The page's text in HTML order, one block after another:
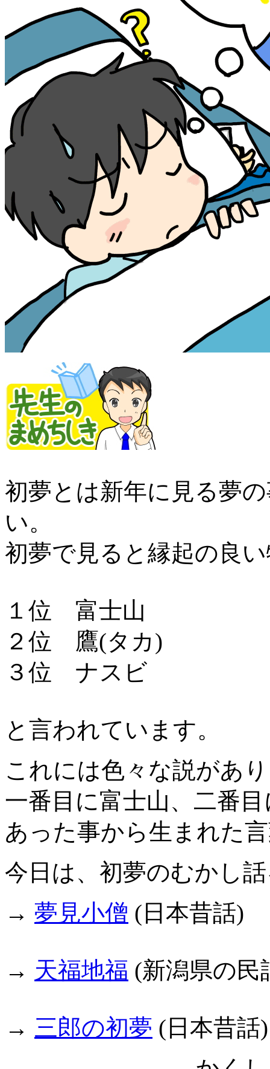
初夢とは新年に見る夢
い。
初夢で見ると縁起の良
１位 富士山
２位 鷹(タカ)
３位 ナスビ
と言われています。
これには色々な説があ
一番目に富士山、二番
あった事から生まれた
今日は、初夢のむかし
→ 夢見小僧 (日本昔話)
→ 天福地福 (新潟県の民
→ 三郎の初夢 (日本昔話)